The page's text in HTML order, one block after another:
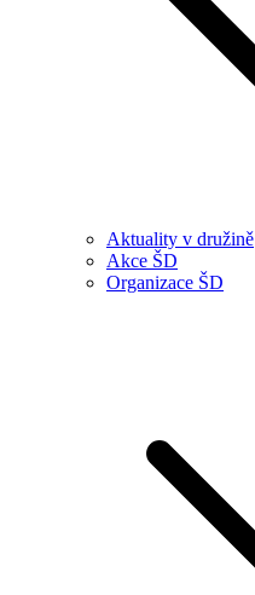
Aktuality v družině
Akce ŠD
Organizace ŠD